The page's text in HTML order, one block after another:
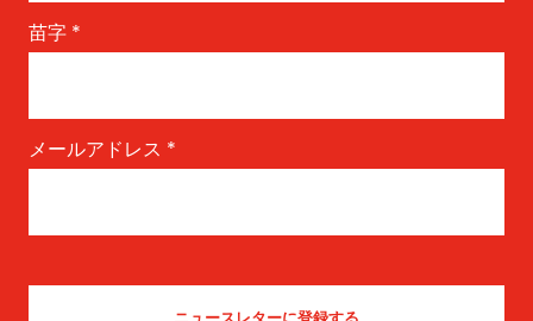
苗字 *
メールアドレス *